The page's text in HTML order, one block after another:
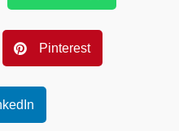
Pinterest